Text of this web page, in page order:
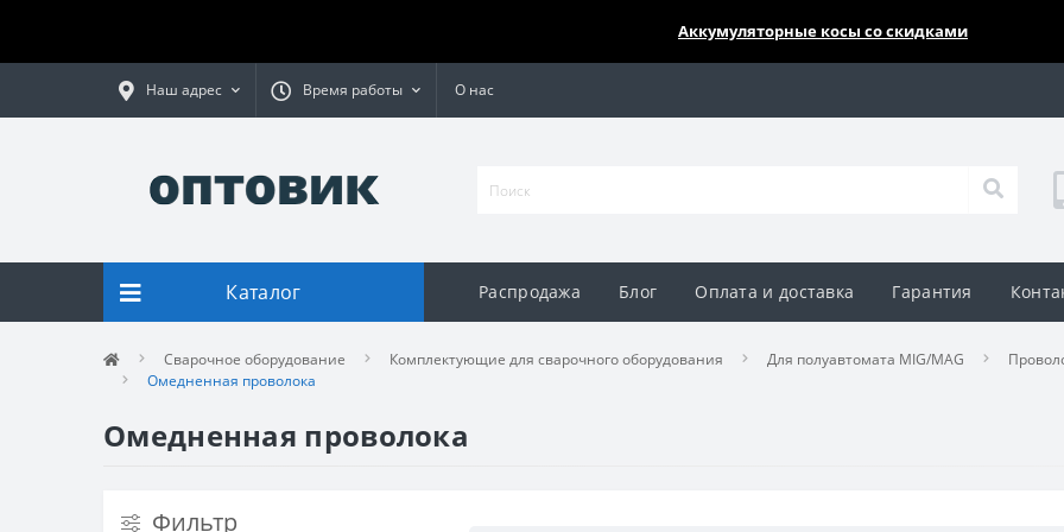
Аккумуляторные косы со скидками
Наш адрес Время работы О нас
Каталог Распродажа Блог Оплата и доставка Гарантия
Сварочное оборудование Комплектующие для сварочного оборудования Для полуавтомата MIG/MAG
Омедненная проволока
Омедненная проволока
Фильтр